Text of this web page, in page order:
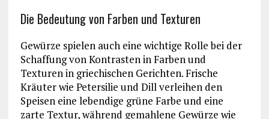
Die Bedeutung von Farben und Texturen
Gewürze spielen auch eine wichtige Rolle bei der
Schaffung von Kontrasten in Farben und
Texturen in griechischen Gerichten. Frische
Kräuter wie Petersilie und Dill verleihen den
Speisen eine lebendige grüne Farbe und eine
zarte Textur, während gemahlene Gewürze wie